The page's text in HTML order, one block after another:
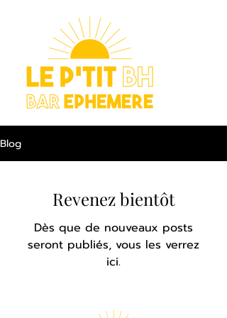
Blog
Revenez bientôt
Dès que de nouveaux posts
seront publiés, vous les verrez
ici.